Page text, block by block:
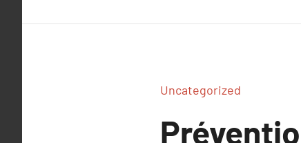
Uncategorized